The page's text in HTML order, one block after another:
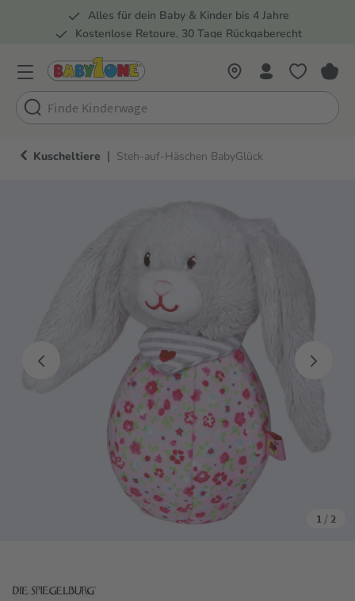
Zur Hauptnavigation springen
Alles für dein Baby & Kinder bis 4 Jahre
Kostenlose Retoure, 30 Tage Rückgaberecht
Kuscheltiere | Steh-auf-Häschen BabyGlück
1 / 2